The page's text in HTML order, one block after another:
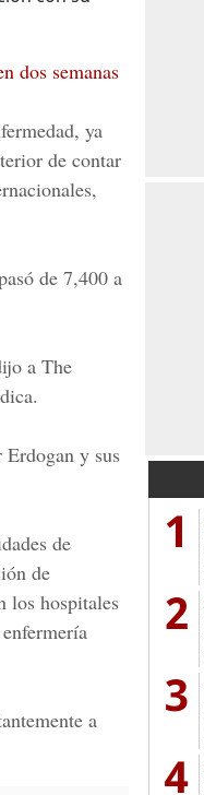
dos semanas
ya
de contar
de 7,400 a
a The
y sus
de
de
los hospitales
a
1
2
3
4